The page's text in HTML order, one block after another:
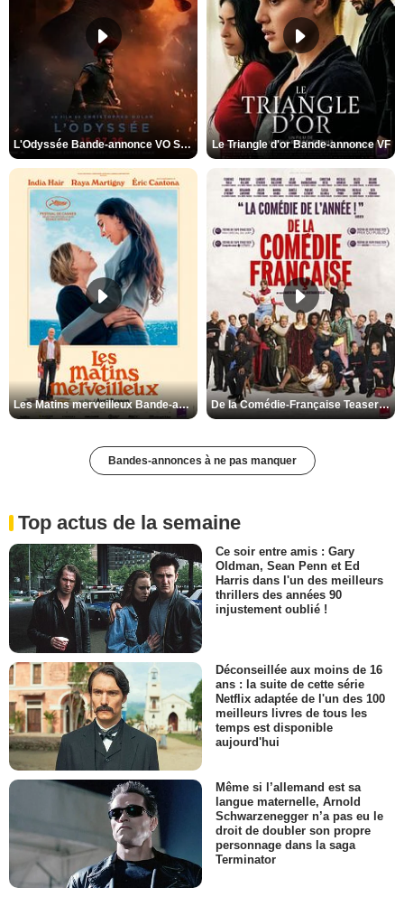
L'Odyssée Bande-annonce VO STFR Le Triangle d'or Bande-annonce VF
Les Matins merveilleux Bande-annonce VF De la Comédie-Française Teaser VF
Bandes-annonces à ne pas manquer
Top actus de la semaine
Ce soir entre amis : Gary
Oldman, Sean Penn et Ed
Harris dans l'un des meilleurs
thrillers des années 90
injustement oublié !
Déconseillée aux moins de 16
ans : la suite de cette série
Netflix adaptée de l'un des 100
meilleurs livres de tous les
temps est disponible
aujourd'hui
Même si l’allemand est sa
langue maternelle, Arnold
Schwarzenegger n’a pas eu le
droit de doubler son propre
personnage dans la saga
Terminator